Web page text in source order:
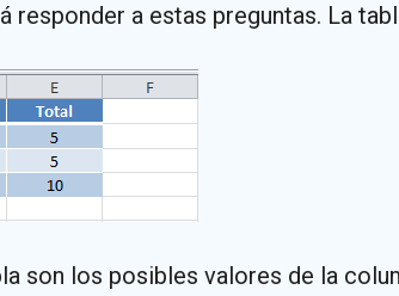
a estas preguntas. La
son los posibles valores de la